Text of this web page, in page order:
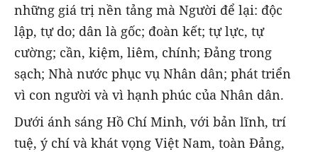
những giá trị nền tảng mà Người để lại: độc
lập, tự do; dân là gốc; đoàn kết; tự lực, tự
cường; cần, kiệm, liêm, chính; Đảng trong
sạch; Nhà nước phục vụ Nhân dân; phát triển
vì con người và vì hạnh phúc của Nhân dân.
Dưới ánh sáng Hồ Chí Minh, với bản lĩnh, trí
tuệ, ý chí và khát vọng Việt Nam, toàn Đảng,